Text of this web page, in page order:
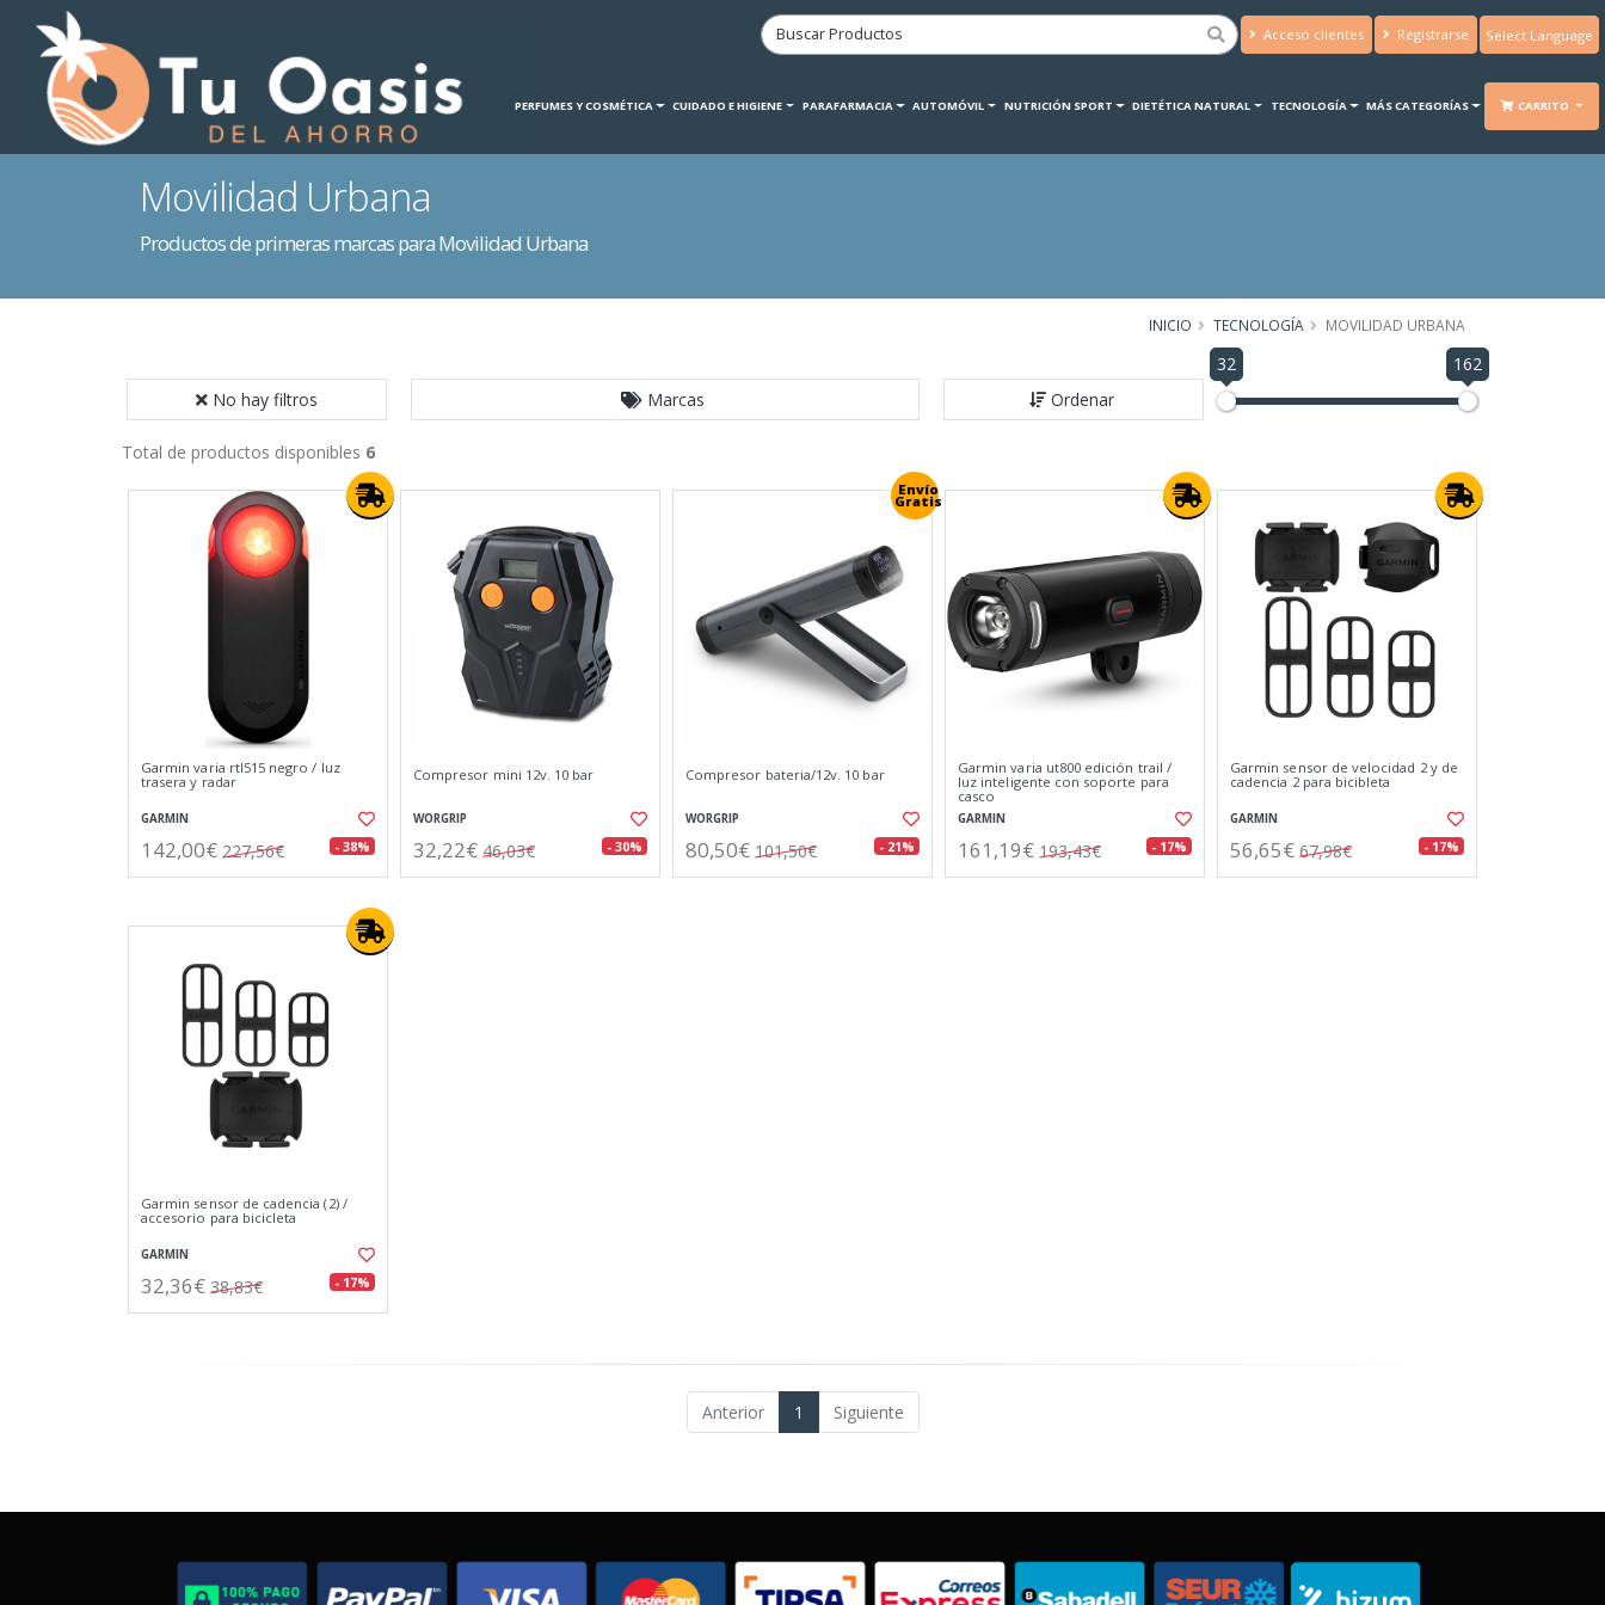
Acceso clientes Registrarse
Translate
INICIO HOGAR PERFUMES Y COSMÉTICA CUIDADO E HIGIENE PARAFARMACIA AUTOMÓVIL NUTRICIÓN SPORT DIETÉTICA NATURAL TECNOLOGÍA MÁS CATEGORÍAS CARRITO
Movilidad Urbana
Productos de primeras marcas para Movilidad Urbana
INICIO TECNOLOGÍA MOVILIDAD URBANA
No hay filtros Marcas Ordenar
32 162
Total de productos disponibles 6
Garmin varia rtl515 negro / luz
trasera y radar
GARMIN
142,00€ 227,56€ - 38%
Compresor mini 12v. 10 bar
WORGRIP
32,22€ 46,03€ - 30%
Envío
Gratis
Compresor bateria/12v. 10 bar
WORGRIP
80,50€ 101,50€ - 21%
Garmin varia ut800 edición trail /
luz inteligente con soporte para
casco
GARMIN
161,19€ 193,43€ - 17%
Garmin sensor de velocidad 2 y de
cadencia 2 para bicibleta
GARMIN
56,65€ 67,98€ - 17%
Garmin sensor de cadencia (2) /
accesorio para bicicleta
GARMIN
32,36€ 38,83€ - 17%
Anterior 1 Siguiente